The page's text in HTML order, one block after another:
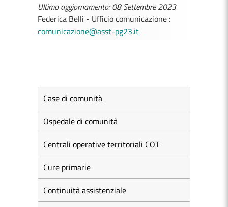
Ultimo aggiornamento: 08 Settembre 2023
Federica Belli - Ufficio comunicazione :
comunicazione@asst-pg23.it
Case di comunità
Ospedale di comunità
Centrali operative territoriali COT
Cure primarie
Continuità assistenziale